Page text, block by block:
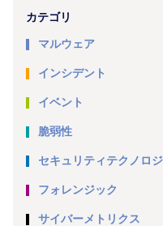
カテゴリ
マルウェア
インシデント
イベント
脆弱性
セキュリティテクノロ
フォレンジック
サイバーメトリクス